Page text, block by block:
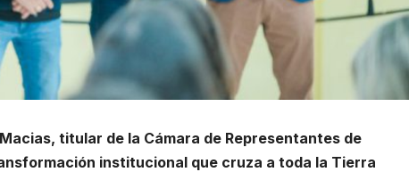
titular de la Cámara de Representantes de
institucional que cruza a toda la Tierra